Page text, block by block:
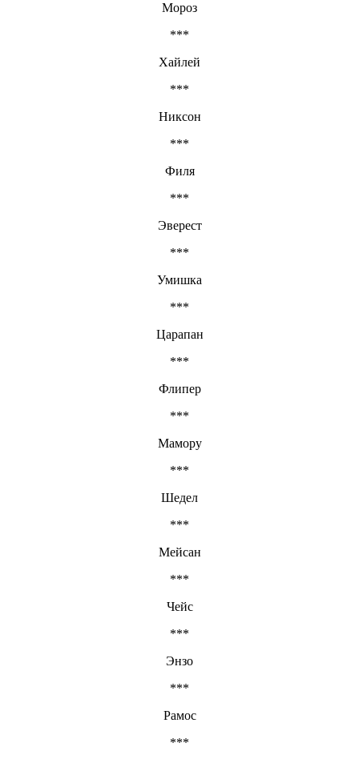
Мороз
***
Хайлей
***
Никсон
***
Филя
***
Эверест
***
Умишка
***
Царапан
***
Флипер
***
Мамору
***
Шедел
***
Мейсан
***
Чейс
***
Энзо
***
Рамос
***